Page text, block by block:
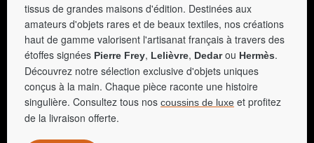
tissus de grandes maisons d'édition. Destinées aux
amateurs d'objets rares et de beaux textiles, nos créations
haut de gamme valorisent l'artisanat français à travers des
étoffes signées Pierre Frey, Lelièvre, Dedarou Hermès.
Découvrez notre sélection exclusive d'objets uniques
conçus à la main. Chaque pièce raconte une histoire
singulière. Consultez tous nos coussins de luxe et profitez
de la livraison offerte.